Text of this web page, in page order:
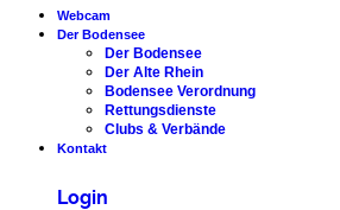
Webcam
Der Bodensee
Der Bodensee
Der Alte Rhein
Bodensee Verordnung
Rettungsdienste
Clubs & Verbände
Kontakt
Login